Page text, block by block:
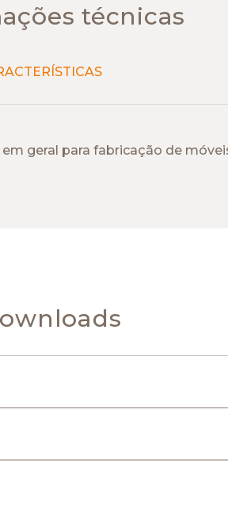
técnicas
geral para fabricação de